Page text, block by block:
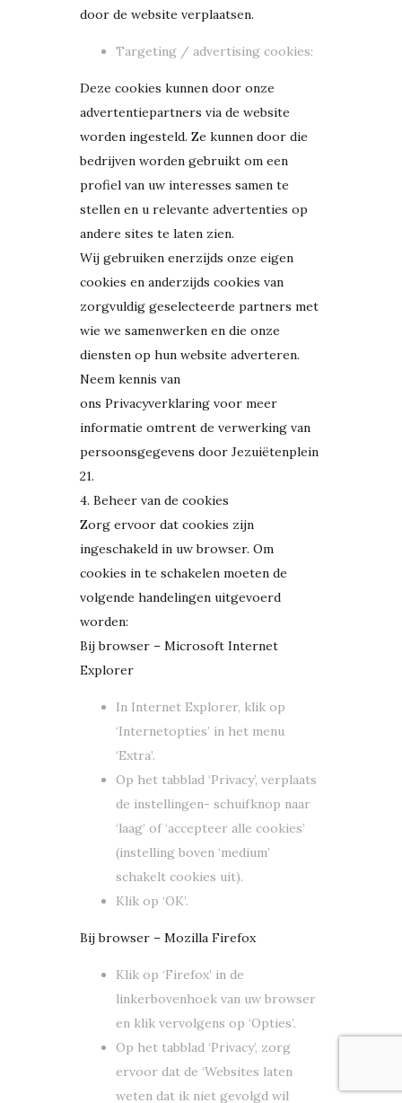
door de website verplaatsen.
Targeting / advertising cookies:
Deze cookies kunnen door onze
advertentiepartners via de website
worden ingesteld. Ze kunnen door die
bedrijven worden gebruikt om een
profiel van uw interesses samen te
stellen en u relevante advertenties op
andere sites te laten zien.
Wij gebruiken enerzijds onze eigen
cookies en anderzijds cookies van
zorgvuldig geselecteerde partners met
wie we samenwerken en die onze
diensten op hun website adverteren.
Neem kennis van
ons Privacyverklaring voor meer
informatie omtrent de verwerking van
persoonsgegevens door Jezuiëtenplein
21.
4. Beheer van de cookies
Zorg ervoor dat cookies zijn
ingeschakeld in uw browser. Om
cookies in te schakelen moeten de
volgende handelingen uitgevoerd
worden:
Bij browser – Microsoft Internet
Explorer
In Internet Explorer, klik op
‘Internetopties’ in het menu
‘Extra’.
Op het tabblad ‘Privacy’, verplaats
de instellingen- schuifknop naar
‘laag’ of ‘accepteer alle cookies’
(instelling boven ‘medium’
schakelt cookies uit).
Klik op ‘OK’.
Bij browser – Mozilla Firefox
Klik op ‘Firefox’ in de
linkerbovenhoek van uw browser
en klik vervolgens op ‘Opties’.
Op het tabblad ‘Privacy’, zorg
ervoor dat de ‘Websites laten
weten dat ik niet gevolgd wil